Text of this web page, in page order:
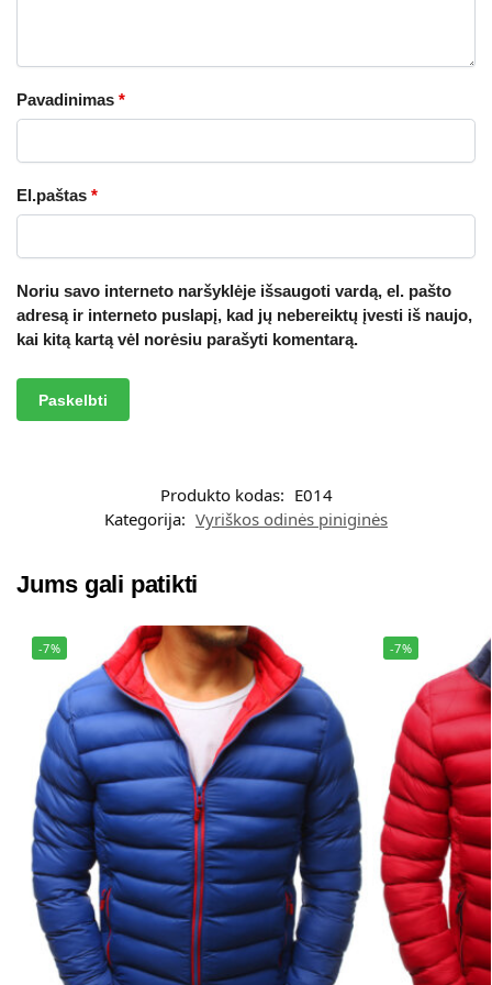
Pavadinimas *
El.paštas *
Noriu savo interneto naršyklėje išsaugoti vardą, el. pašto
adresą ir interneto puslapį, kad jų nebereiktų įvesti iš naujo,
kai kitą kartą vėl norėsiu parašyti komentarą.
a
Produkto kodas: E014
Kategorija: Vyriškos odinės piniginės
Jums gali patikti
-7% -7%